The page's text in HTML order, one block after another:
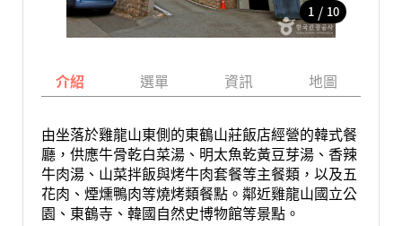
1 / 10
介紹 選單 資訊 地圖
由坐落於雞龍山東側的東鶴山莊飯店經營的韓式餐
廳，供應牛骨乾白菜湯、明太魚乾黃豆芽湯、香辣
牛肉湯、山菜拌飯與烤牛肉套餐等主餐類，以及五
花肉、煙燻鴨肉等燒烤類餐點。鄰近雞龍山國立公
園、東鶴寺、韓國自然史博物館等景點。